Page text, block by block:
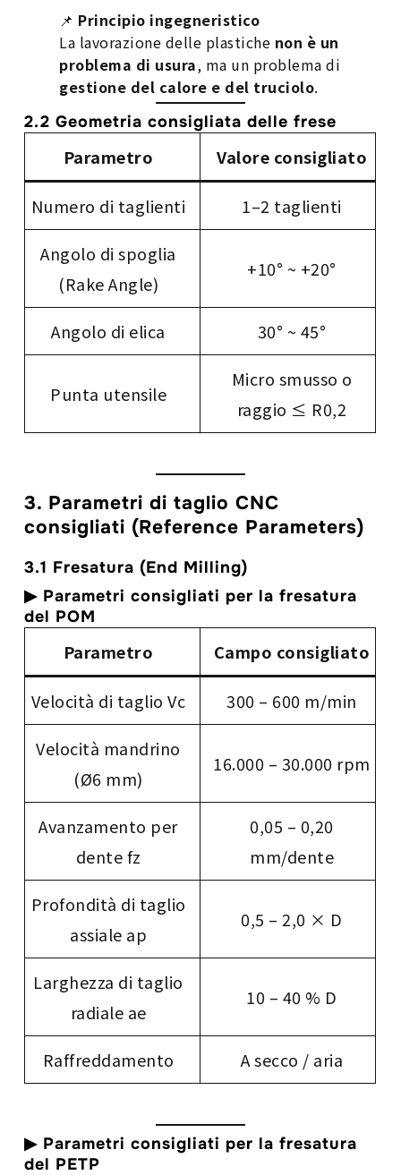
📌 Principio ingegneristico
La lavorazione delle plastiche non è un
problema di usura, ma un problema di
gestione del calore e del truciolo.
2.2 Geometria consigliata delle frese
Parametro Valore consigliato
Numero di taglienti 1–2 taglienti
Angolo di spoglia
(Rake Angle)
+10° ~ +20°
Angolo di elica 30° ~ 45°
Punta utensile
Micro smusso o
raggio ≤ R0,2
3. Parametri di taglio CNC
consigliati (Reference Parameters)
3.1 Fresatura (End Milling)
▶ Parametri consigliati per la fresatura
del POM
Parametro Campo consigliato
Velocità di taglio Vc 300 – 600 m/min
Velocità mandrino
(Ø6 mm)
16.000 – 30.000 rpm
Avanzamento per
dente fz
0,05 – 0,20
mm/dente
Profondità di taglio
assiale ap
0,5 – 2,0 × D
Larghezza di taglio
radiale ae
10 – 40 % D
Raffreddamento A secco / aria
▶ Parametri consigliati per la fresatura
del PETP